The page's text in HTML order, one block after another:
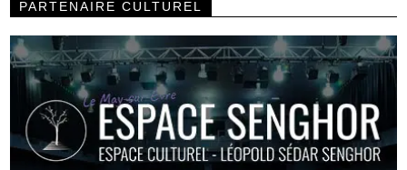
PARTENAIRE CULTUREL